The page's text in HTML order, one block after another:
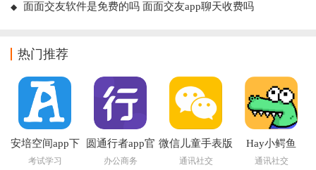
面面交友软件是免费的吗 面面交友app聊天收费吗
热门推荐
安培空间app下
载官方
考试学习
圆通行者app官
方下载安装
办公商务
微信儿童手表版
app
通讯社交
Hay小鳄鱼
通讯社交